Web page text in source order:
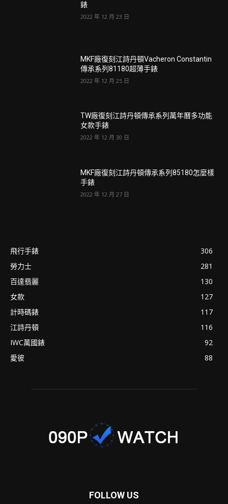
錶
2022 年 12 月 23 日
MKF廠復刻江詩丹頓Vacheron Constantin
傳承系列81180超薄手錶
2022 年 12 月 25 日
TW廠復刻江詩丹頓傳承系列萬年曆多功能
女款手錶
2022 年 12 月 30 日
MKF廠復刻江詩丹頓傳承系列85180怎麼樣
手錶
2022 年 12 月 27 日
飛行手錶
306
勞力士
281
百達翡麗
130
女款
127
計時碼錶
117
江詩丹頓
116
IWC萬國錶
92
愛彼
88
FOLLOW US